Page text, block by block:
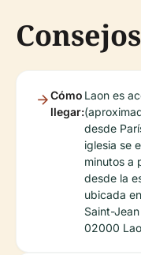
Cómo
llegar:
Laon es
desde
iglesia se
minutos a
desde la
ubicada
Saint-
02000